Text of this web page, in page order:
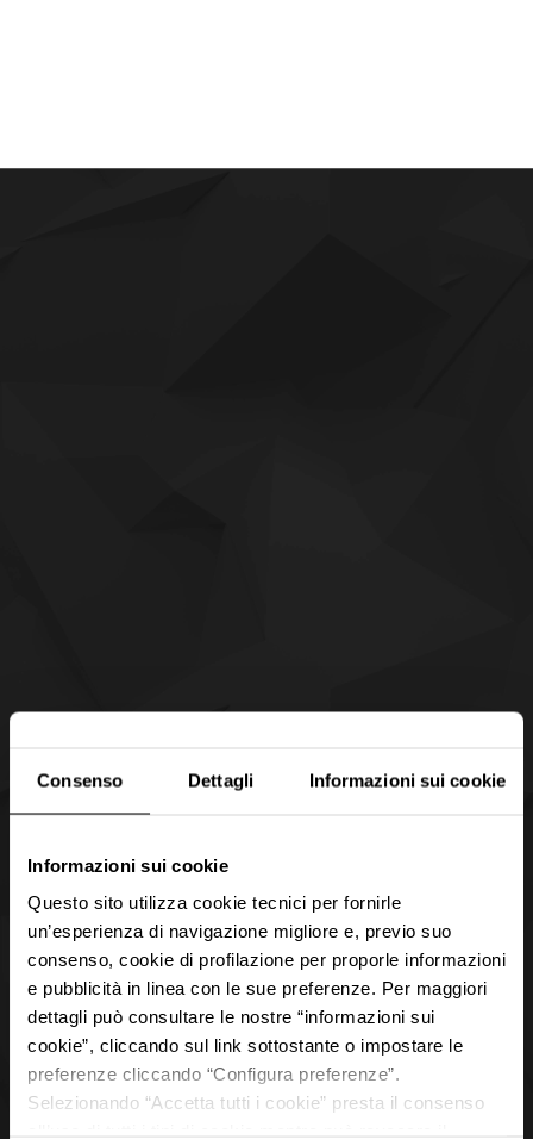
Consenso Dettagli Informazioni sui cookie
Informazioni sui cookie
Questo sito utilizza cookie tecnici per fornirle
un’esperienza di navigazione migliore e, previo suo
consenso, cookie di profilazione per proporle informazioni
e pubblicità in linea con le sue preferenze. Per maggiori
dettagli può consultare le nostre “informazioni sui
cookie”, cliccando sul link sottostante o impostare le
preferenze cliccando “Configura preferenze”.
Selezionando “Accetta tutti i cookie” presta il consenso